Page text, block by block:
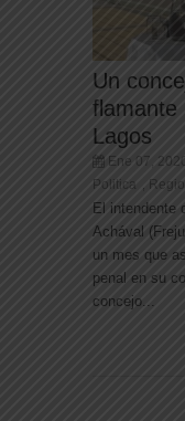
Un
flamante
Lagos
Ene 07,
Politica
El intendente
Achával
un mes que
penal en su
concejo...